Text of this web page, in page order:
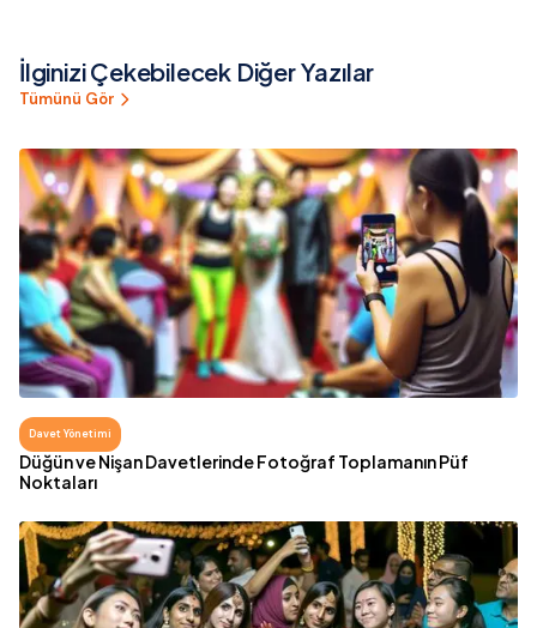
İlginizi Çekebilecek Diğer Yazılar
Tümünü Gör
Davet Yönetimi
Düğün ve Nişan Davetlerinde Fotoğraf Toplamanın Püf
Noktaları